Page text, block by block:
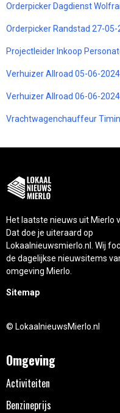
Orderpicker Dagdienst
Orderpicker Randstad 27-05-
Projectleider Inkoop
Verhuizer Allroad 05-06-2024
Verhuizer Allroad 06-06-2024
Vrachtwagenchauffeur
Het laatste nieuws uit Mierlo
Dat doe je uiteraard op
Lokaalnieuwsmierlo.nl. Wij
de dagelijkse nieuwsitems
omgeving Mierlo.
Sitemap
© LokaalnieuwsMierlo.nl
Omgeving
Activiteiten
Benzineprijs